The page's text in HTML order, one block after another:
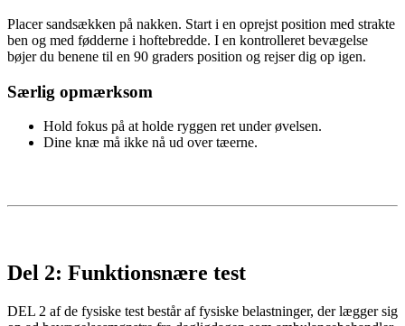
Placer sandsækken på nakken. Start i en oprejst position med strakte
ben og med fødderne i hoftebredde. I en kontrolleret bevægelse
bøjer du benene til en 90 graders position og rejser dig op igen.
Særlig opmærksom
Hold fokus på at holde ryggen ret under øvelsen.
Dine knæ må ikke nå ud over tæerne.
Del 2: Funktionsnære test
DEL 2 af de fysiske test består af fysiske belastninger, der lægger sig